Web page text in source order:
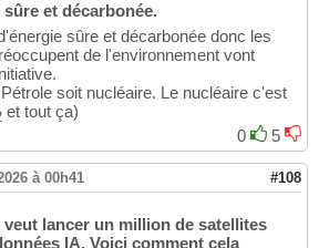
sûre et décarbonée.
sûre et décarbonée donc les
de l'environnement vont
soit nucléaire. Le nucléaire c'est
et tout ça)
0
5
à 00h41 #108
lancer un million de satellites
IA. Voici comment cela